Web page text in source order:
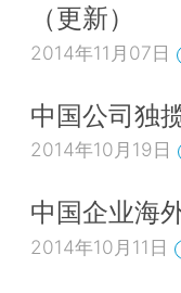
（更新）
2014年11月07日
中国公司独
2014年10月19日
中国企业海
2014年10月11日